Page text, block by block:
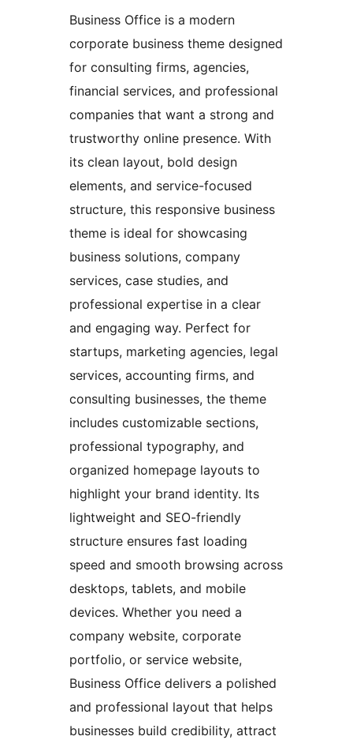
Business Office is a modern
corporate business theme designed
for consulting firms, agencies,
financial services, and professional
companies that want a strong and
trustworthy online presence. With
its clean layout, bold design
elements, and service-focused
structure, this responsive business
theme is ideal for showcasing
business solutions, company
services, case studies, and
professional expertise in a clear
and engaging way. Perfect for
startups, marketing agencies, legal
services, accounting firms, and
consulting businesses, the theme
includes customizable sections,
professional typography, and
organized homepage layouts to
highlight your brand identity. Its
lightweight and SEO-friendly
structure ensures fast loading
speed and smooth browsing across
desktops, tablets, and mobile
devices. Whether you need a
company website, corporate
portfolio, or service website,
Business Office delivers a polished
and professional layout that helps
businesses build credibility, attract